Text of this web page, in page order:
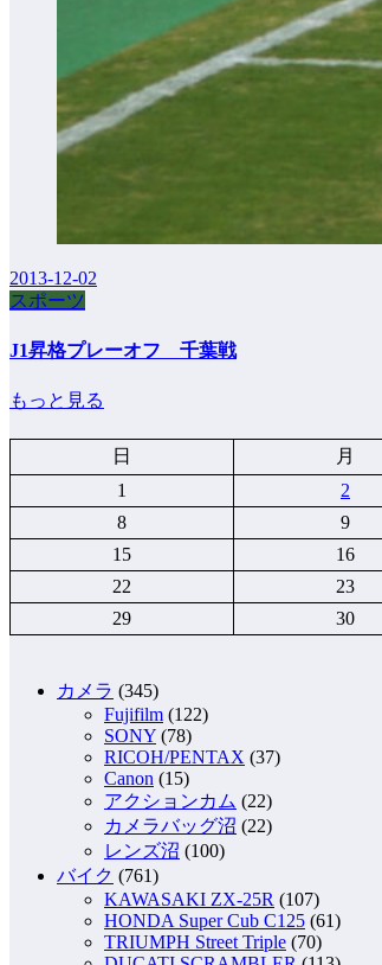
2013-12-02
スポーツ
J1昇格プレーオフ 千葉戦
もっと見る
日
月
1
2
8
9
15
16
22
23
29
30
カメラ (345)
Fujifilm (122)
SONY (78)
RICOH/PENTAX (37)
Canon (15)
アクションカム (22)
カメラバッグ沼 (22)
レンズ沼 (100)
バイク (761)
KAWASAKI ZX-25R (107)
HONDA Super Cub C125 (61)
TRIUMPH Street Triple (70)